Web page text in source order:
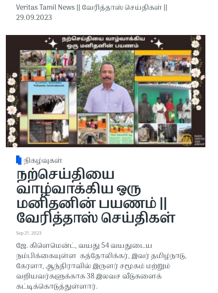
Veritas Tamil News || வேரித்தாஸ் செய்திகள் ||
29.09.2023
நிகழ்வுகள்
நற்செய்தியை
வாழ்வாக்கிய ஒரு
மனிதனின் பயணம் ||
வேரித்தாஸ் செய்திகள்
Sep 21, 2023
ஜே. கிளெமென்ட், வயது 54 வயதுடைய
நம்பிக்கையுள்ள கத்தோலிக்கர், இவர் தமிழ்நாடு,
கேரளா, ஆந்திராவில் இருளர் சமூகம் மற்றும்
வறியவர்களுக்காக 38 இலவச வீடுகளைக்
கட்டிக்கொடுத்துள்ளார்.